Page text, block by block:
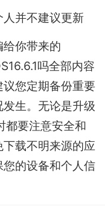
并不建议更新
你带来的
吗全部内容
您定期备份重要
生。无论是升级
都要注意安全和
载不明来源的应
的设备和个人信